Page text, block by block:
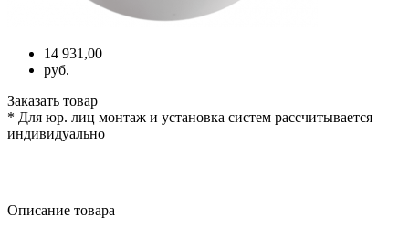
14 931,00
руб.
Заказать товар
* Для юр. лиц монтаж и установка систем рассчитывается
индивидуально
Описание товара